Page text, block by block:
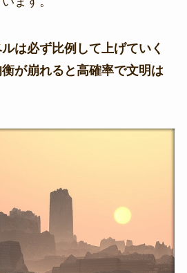
は必ず比例して上げていく
が崩れると高確率で文明は